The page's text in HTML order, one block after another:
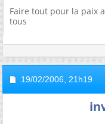
Faire tout pour la paix
tous
19/02/2006, 21h19